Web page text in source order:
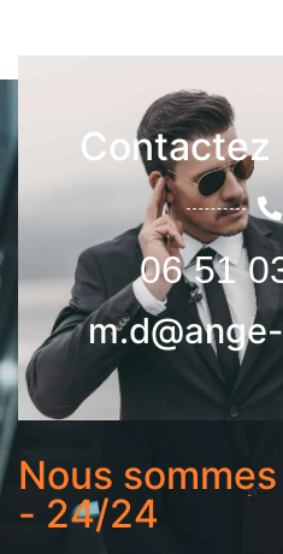
Contactez
06 51
Nous
- 24/24